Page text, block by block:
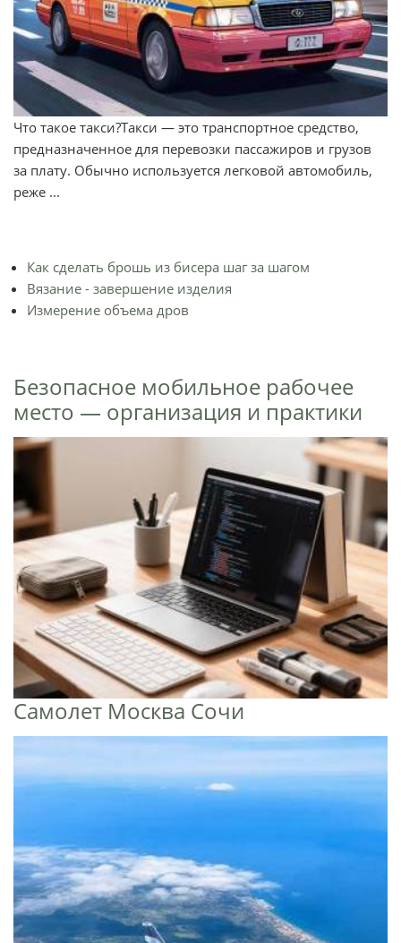
Что такое такси?Такси — это транспортное средство,
предназначенное для перевозки пассажиров и грузов
за плату. Обычно используется легковой автомобиль,
реже ...
Как сделать брошь из бисера шаг за шагом
Вязание - завершение изделия
Измерение объема дров
Безопасное мобильное рабочее
место — организация и практики
Самолет Москва Сочи